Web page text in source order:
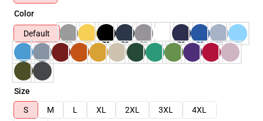
Color
Default
Size
S
M L XL 2XL 3XL
4XL